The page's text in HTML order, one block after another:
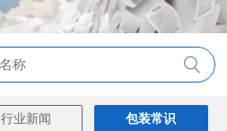
行业新闻 包装常识